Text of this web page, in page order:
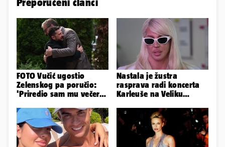
Preporučeni članci
FOTO Vučić ugostio
Zelenskog pa poručio:
'Priredio sam mu večeru
Nastala je žustra
rasprava radi koncerta
Karleuše na Veliku
organizatori